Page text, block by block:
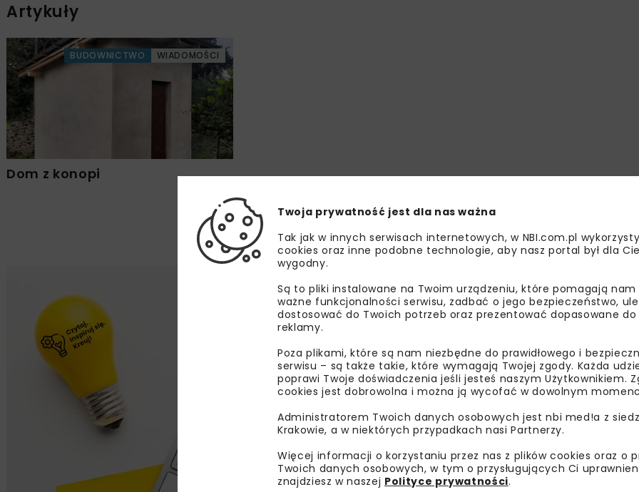
Artykuły
BUDOWNICTWO WIADOMOŚCI
Dom z konopi
Zapisz się do newslettera aby
branżowe, zaproszenia na wydarzenia,
akcje specjalne.
Zapoznałam/em się zPolityką Prywatności i
otrzymywanie na podany przeze mnie adres e-
newslettera.
Twoja prywatność jest dla nas ważna
Tak jak w innych serwisach internetowych, w NBI.com.pl
cookies oraz inne podobne technologie, aby nasz portal był dla
wygodny.
Są to pliki instalowane na Twoim urządzeniu, które pomagają nam
ważne funkcjonalności serwisu, zadbać o jego bezpieczeństwo,
dostosować do Twoich potrzeb oraz prezentować dopasowane
reklamy.
Poza plikami, które są nam niezbędne do prawidłowego i
serwisu – są także takie, które wymagają Twojej zgody. Każda
poprawi Twoje doświadczenia jeśli jesteś naszym Użytkownikiem.
cookies jest dobrowolna i można ją wycofać w dowolnym
Administratorem Twoich danych osobowych jest nbi med!a z
Krakowie, a w niektórych przypadkach nasi Partnerzy.
Więcej informacji o korzystaniu przez nas z plików cookies oraz o
Twoich danych osobowych, w tym o przysługujących Ci
znajdziesz w naszej Polityce prywatności.